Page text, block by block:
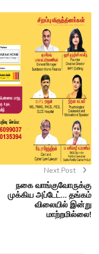
Next Post
நகை வாங்குவோருக்கு
முக்கிய அப்டேட்... தங்கம்
விலையில் இன்று
மாற்றமில்லை!